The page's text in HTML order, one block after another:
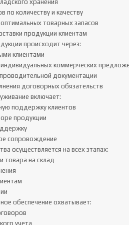
хранения
по количеству и качеству
товарных запасов
продукции клиентам
происходит через:
клиентами
коммерческих
документации
договорных обязательств
включает:
поддержку клиентов
продукции
сопровождение
осуществляется на всех этапах:
товара на склад
обеспечение охватывает:
учета